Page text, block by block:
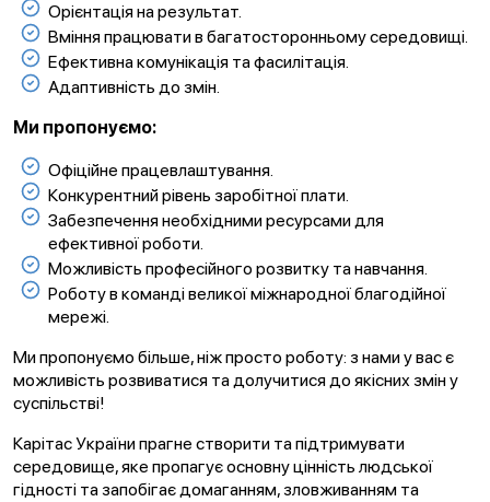
Орієнтація на результат.
Вміння працювати в багатосторонньому середовищі.
Ефективна комунікація та фасилітація.
Адаптивність до змін.
Ми пропонуємо:
Офіційне працевлаштування.
Конкурентний рівень заробітної плати.
Забезпечення необхідними ресурсами для
ефективної роботи.
Можливість професійного розвитку та навчання.
Роботу в команді великої міжнародної благодійної
мережі.
Ми пропонуємо більше, ніж просто роботу: з нами у вас є
можливість розвиватися та долучитися до якісних змін у
суспільстві!
Карітас України прагне створити та підтримувати
середовище, яке пропагує основну цінність людської
гідності та запобігає домаганням, зловживанням та